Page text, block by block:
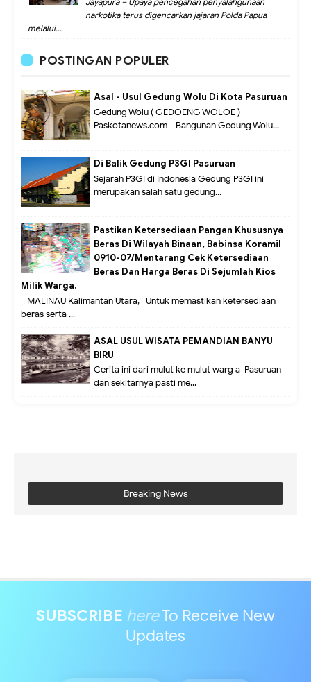
narkotika terus digencarkan jajaran Polda Papua
melalui...
POSTINGAN POPULER
Asal - Usul Gedung Wolu Di Kota Pasuruan
Gedung Wolu ( GEDOENG WOLOE )
Paskotanews.com - Bangunan Gedung Wolu...
Di Balik Gedung P3GI Pasuruan
Sejarah P3GI di Indonesia Gedung P3GI ini
merupakan salah satu gedung...
Pastikan Ketersediaan Pangan Khususnya
Beras Di Wilayah Binaan, Babinsa Koramil
0910-07/Mentarang Cek Ketersediaan
Beras Dan Harga Beras Di Sejumlah Kios
Milik Warga.
MALINAU Kalimantan Utara,- Untuk memastikan ketersediaan
beras serta ...
ASAL USUL WISATA PEMANDIAN BANYU
BIRU
Cerita ini dari mulut ke mulut warg a Pasuruan
dan sekitarnya pasti me...
Breaking News
SUBSCRIBE hereTo Receive New
Updates